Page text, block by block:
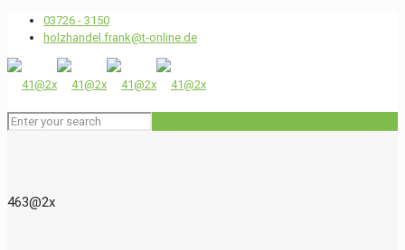
03726 - 3150
holzhandel.frank@t-online.de
463@2x